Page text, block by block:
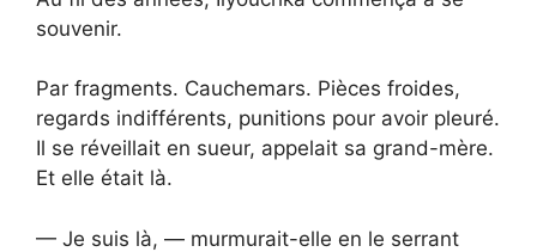
souvenir.
Par fragments. Cauchemars. Pièces froides,
regards indifférents, punitions pour avoir pleuré.
Il se réveillait en sueur, appelait sa grand-mère.
Et elle était là.
— Je suis là, — murmurait-elle en le serrant